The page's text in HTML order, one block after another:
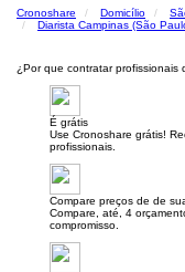
Cronoshare Domicílio
Diarista Campinas (São
¿Por que contratar profissionais
É grátis
Use Cronoshare grátis!
profissionais.
Compare preços de de
Compare, até, 4
compromisso.